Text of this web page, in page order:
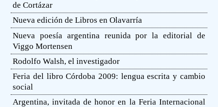
de Cortázar
Nueva edición de Libros en Olavarría
Nueva poesía argentina reunida por la editorial de
Viggo Mortensen
Rodolfo Walsh, el investigador
Feria del libro Córdoba 2009: lengua escrita y cambio
social
Argentina, invitada de honor en la Feria Internacional